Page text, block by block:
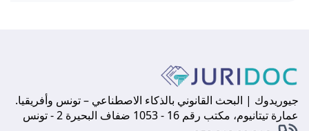
جيوريدوك | البحث القانوني بالذكاء الاصطناعي – تونس وأفريقيا.
عمارة تيتانيوم، مكتب رقم 16 - 1053 ضفاف البحيرة 2 - تونس